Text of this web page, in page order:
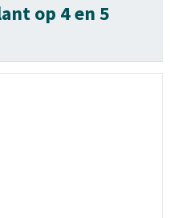
op 4 en 5